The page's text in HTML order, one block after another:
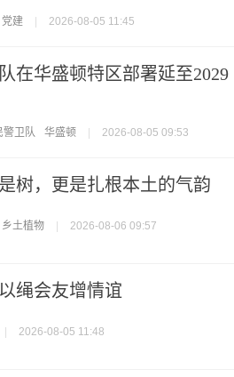
党建 2026-08-05 11:45
在华盛顿特区部署延至2029
警卫队 华盛顿 2026-08-05 09:53
树，更是扎根本土的气韵
乡土植物 2026-08-06 09:57
绳会友增情谊
2026-08-05 11:48